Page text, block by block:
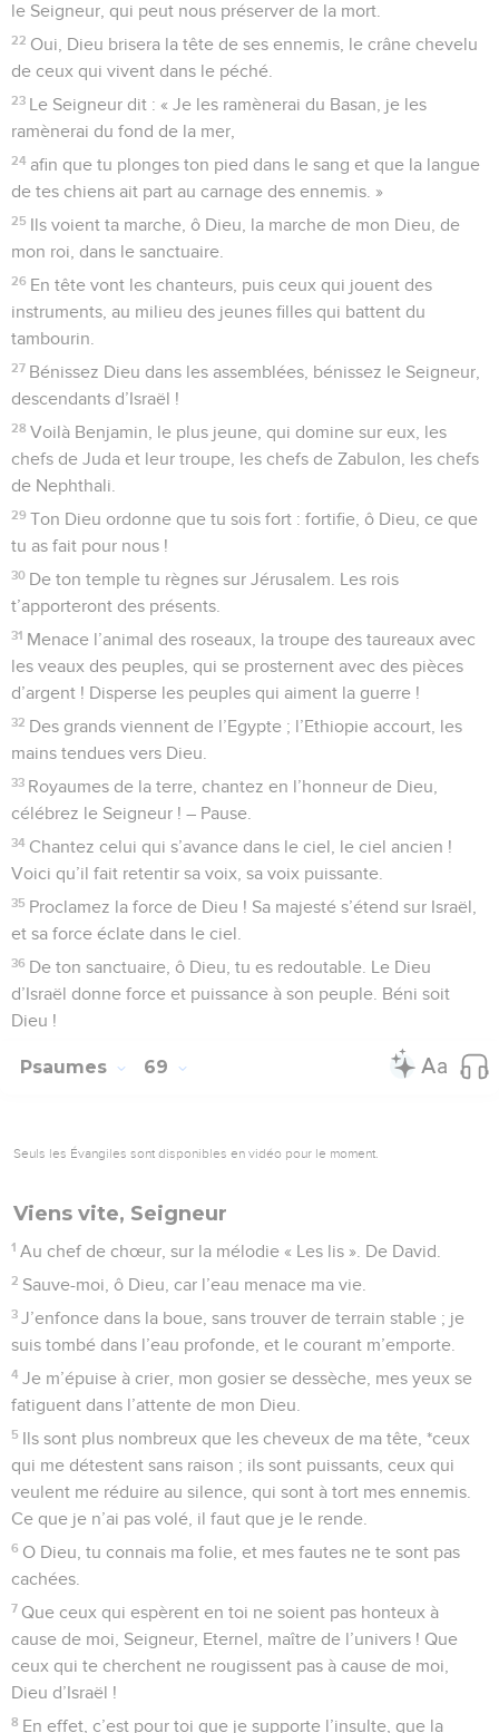
le Seigneur, qui peut nous préserver de la mort.
22 Oui, Dieu brisera la tête de ses ennemis, le crâne chevelu
de ceux qui vivent dans le péché.
23 Le Seigneur dit : « Je les ramènerai du Basan, je les
ramènerai du fond de la mer,
24 afin que tu plonges ton pied dans le sang et que la langue
de tes chiens ait part au carnage des ennemis. »
25 Ils voient ta marche, ô Dieu, la marche de mon Dieu, de
mon roi, dans le sanctuaire.
26 En tête vont les chanteurs, puis ceux qui jouent des
instruments, au milieu des jeunes filles qui battent du
tambourin.
27 Bénissez Dieu dans les assemblées, bénissez le Seigneur,
descendants d’Israël !
28 Voilà Benjamin, le plus jeune, qui domine sur eux, les
chefs de Juda et leur troupe, les chefs de Zabulon, les chefs
de Nephthali.
29 Ton Dieu ordonne que tu sois fort : fortifie, ô Dieu, ce que
tu as fait pour nous !
30 De ton temple tu règnes sur Jérusalem. Les rois
t’apporteront des présents.
31 Menace l’animal des roseaux, la troupe des taureaux avec
les veaux des peuples, qui se prosternent avec des pièces
d’argent ! Disperse les peuples qui aiment la guerre !
32 Des grands viennent de l’Egypte ; l’Ethiopie accourt, les
mains tendues vers Dieu.
33 Royaumes de la terre, chantez en l’honneur de Dieu,
célébrez le Seigneur ! – Pause.
34 Chantez celui qui s’avance dans le ciel, le ciel ancien !
Voici qu’il fait retentir sa voix, sa voix puissante.
35 Proclamez la force de Dieu ! Sa majesté s’étend sur Israël,
et sa force éclate dans le ciel.
36 De ton sanctuaire, ô Dieu, tu es redoutable. Le Dieu
d’Israël donne force et puissance à son peuple. Béni soit
Dieu !
Psaumes 69
Seuls les Évangiles sont disponibles en vidéo pour le moment.
Viens vite, Seigneur
1 Au chef de chœur, sur la mélodie « Les lis ». De David.
2 Sauve-moi, ô Dieu, car l’eau menace ma vie.
3 J’enfonce dans la boue, sans trouver de terrain stable ; je
suis tombé dans l’eau profonde, et le courant m’emporte.
4 Je m’épuise à crier, mon gosier se dessèche, mes yeux se
fatiguent dans l’attente de mon Dieu.
5 Ils sont plus nombreux que les cheveux de ma tête, *ceux
qui me détestent sans raison ; ils sont puissants, ceux qui
veulent me réduire au silence, qui sont à tort mes ennemis.
Ce que je n’ai pas volé, il faut que je le rende.
6 O Dieu, tu connais ma folie, et mes fautes ne te sont pas
cachées.
7 Que ceux qui espèrent en toi ne soient pas honteux à
cause de moi, Seigneur, Eternel, maître de l’univers ! Que
ceux qui te cherchent ne rougissent pas à cause de moi,
Dieu d’Israël !
8 En effet, c’est pour toi que je supporte l’insulte, que la